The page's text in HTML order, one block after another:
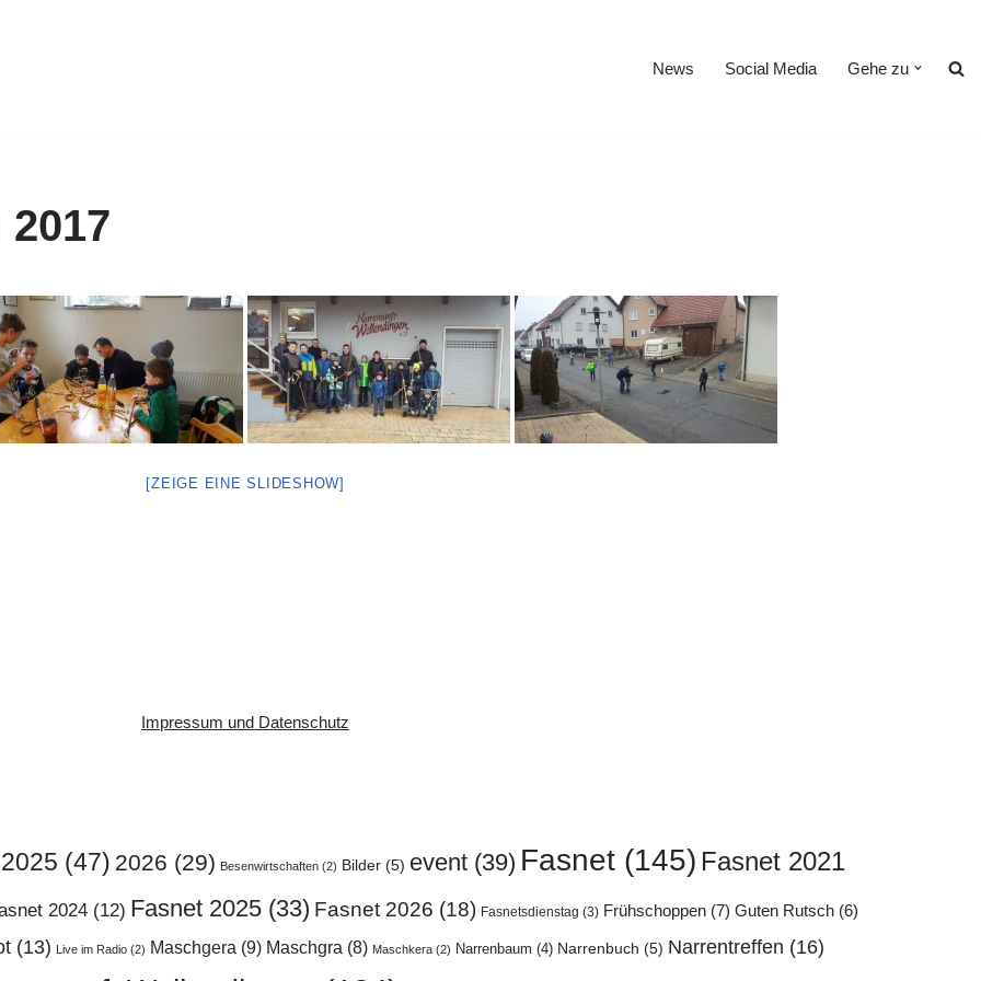
News Social Media Gehe zu
[ZEIGE EINE SLIDESHOW]
Impressum und Datenschutz
2025 (47) 2026 (29) Besenwirtschaften (2) Bilder (5) event (39) Fasnet (145) Fasnet 2021
2024 (12) Fasnet 2025 (33) Fasnet 2026 (18) Fasnetsdienstag (3) Frühschoppen (7) Guten Rutsch (6)
(13) Live im Radio (2) Maschgera (9) Maschgra (8) Maschkera (2) Narrenbaum (4) Narrenbuch (5) Narrentreffen (16)